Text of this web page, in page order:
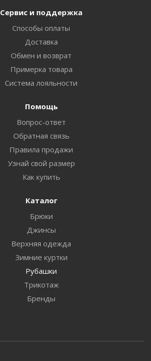
Сервис и поддержка
Способы оплаты
Доставка
Обмен и возврат
Примерка товара
Система лояльности
Помощь
Вопрос-ответ
Обратная связь
Правила продажи
Узнай свой размер
Как купить
Каталог
Брюки
Джинсы
Верхняя одежда
Зимние куртки
Рубашки
Трикотаж
Бренды